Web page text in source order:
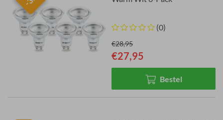
(0)
€28,95
€27,95
Bestel